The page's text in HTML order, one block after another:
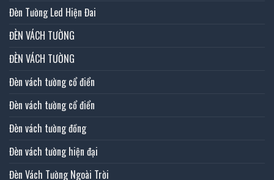
Đèn Tường Led Hiện Đai
ĐÈN VÁCH TƯỜNG
ĐÈN VÁCH TƯỜNG
Đèn vách tường cổ điển
Đèn vách tường cổ điển
Đèn vách tường đồng
Đèn vách tường hiện đại
Đèn Vách Tường Ngoài Trời